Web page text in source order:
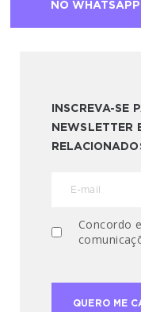
NO WHATSAPP
INSCREVA-SE
NEWSLETTER
Concordo